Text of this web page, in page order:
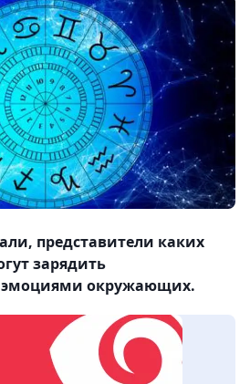
представители каких
зарядить
окружающих.